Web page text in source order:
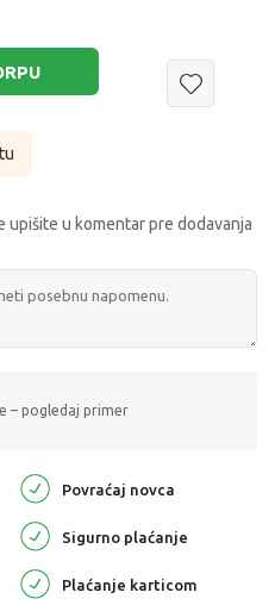
u komentar pre dodavanja
– pogledaj primer
Povraćaj novca
Sigurno plaćanje
Plaćanje karticom